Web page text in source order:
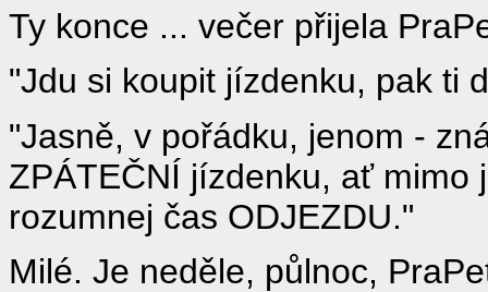
Ty konce ... večer přijela
"Jdu si koupit jízdenku, pak ti
"Jasně, v pořádku, jenom -
ZPÁTEČNÍ jízdenku, ať mimo
rozumnej čas ODJEZDU."
Milé. Je neděle, půlnoc,